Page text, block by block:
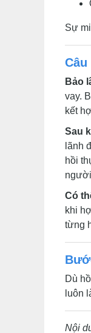
Sự
Bảo
vay.
kết
Sau
lãnh
hồi
Có
khi
từng
Dù
luôn
Nội